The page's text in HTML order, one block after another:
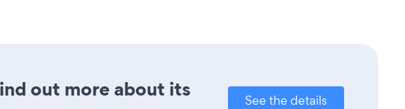
out more about its
See the details